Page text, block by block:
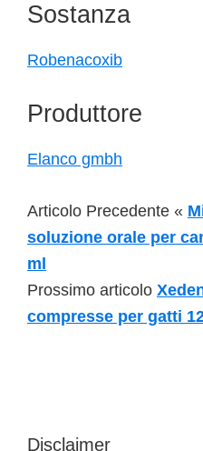
Sostanza
Robenacoxib
Produttore
Elanco gmbh
Articolo Precedente «
soluzione orale per
ml
Prossimo articolo
compresse per gatti
Disclaimer